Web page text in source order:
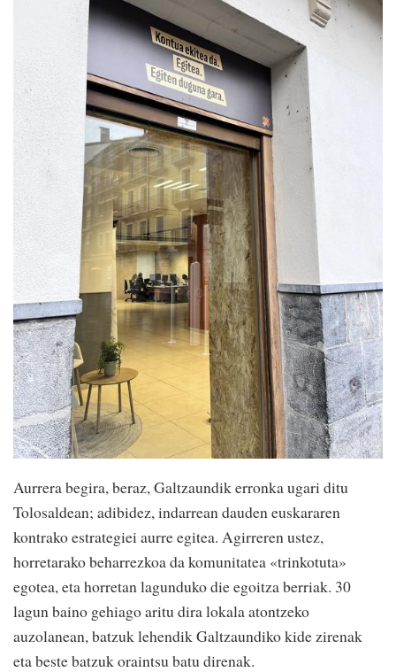
Aurrera begira, beraz, Galtzaundik erronka ugari ditu
Tolosaldean; adibidez, indarrean dauden euskararen
kontrako estrategiei aurre egitea. Agirreren ustez,
horretarako beharrezkoa da komunitatea «trinkotuta»
egotea, eta horretan lagunduko die egoitza berriak. 30
lagun baino gehiago aritu dira lokala atontzeko
auzolanean, batzuk lehendik Galtzaundiko kide zirenak
eta beste batzuk oraintsu batu direnak.